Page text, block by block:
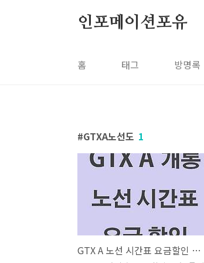
인포메이션포유
홈 태그 방명록
GTXA노선도 1
GTX A 노선 시간표 요금할인 노선도 빠르게 <요약>